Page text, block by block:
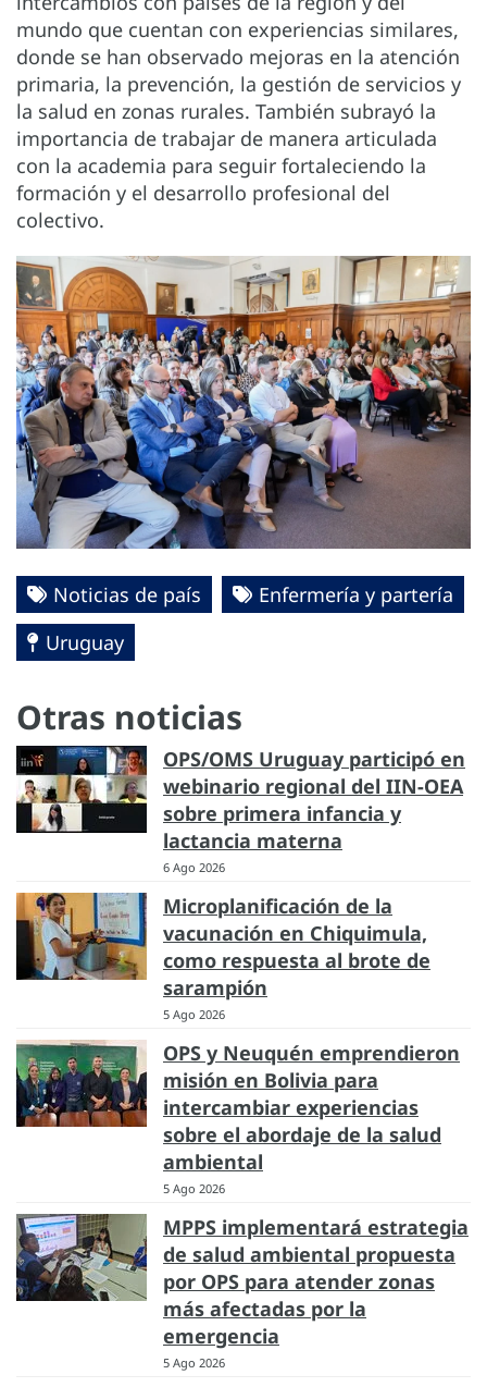
mundo que cuentan con experiencias similares,
donde se han observado mejoras en la atención
primaria, la prevención, la gestión de servicios y
la salud en zonas rurales. También subrayó la
importancia de trabajar de manera articulada
con la academia para seguir fortaleciendo la
formación y el desarrollo profesional del
colectivo.
Noticias de país
Enfermería y partería
Uruguay
Otras noticias
OPS/OMS Uruguay participó en
webinario regional del IIN-OEA
sobre primera infancia y
lactancia materna
6 Ago 2026
Microplanificación de la
vacunación en Chiquimula,
como respuesta al brote de
sarampión
5 Ago 2026
OPS y Neuquén emprendieron
misión en Bolivia para
intercambiar experiencias
sobre el abordaje de la salud
ambiental
5 Ago 2026
MPPS implementará estrategia
de salud ambiental propuesta
por OPS para atender zonas
más afectadas por la
emergencia
5 Ago 2026